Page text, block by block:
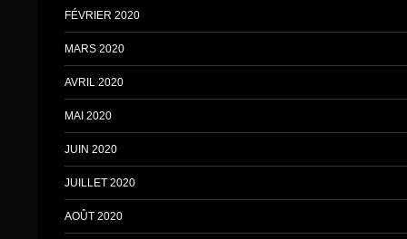
FÉVRIER 2020
MARS 2020
AVRIL 2020
MAI 2020
JUIN 2020
JUILLET 2020
AOÛT 2020